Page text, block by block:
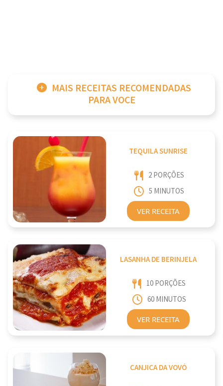
MAIS RECEITAS RECOMENDADAS
PARA VOCE
TEQUILA SUNRISE
2 PORÇÕES
5 MINUTOS
VER RECEITA
LASANHA DE BERINJELA
10 PORÇÕES
60 MINUTOS
VER RECEITA
CANJICA DA VOVÓ